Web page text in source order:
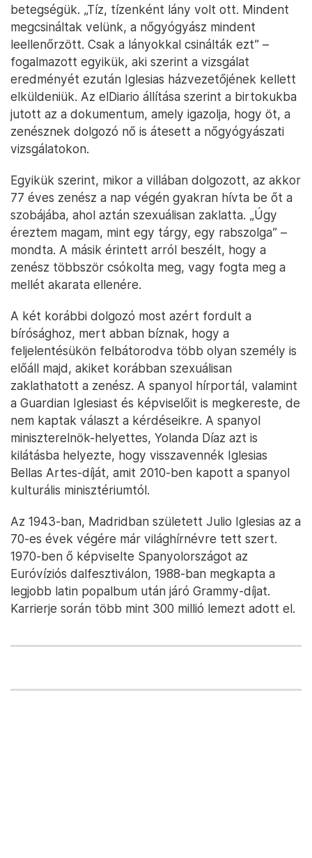
betegségük. „Tíz, tízenként lány volt ott. Mindent
megcsináltak velünk, a nőgyógyász mindent
leellenőrzött. Csak a lányokkal csinálták ezt” –
fogalmazott egyikük, aki szerint a vizsgálat
eredményét ezután Iglesias házvezetőjének kellett
elküldeniük. Az elDiario állítása szerint a birtokukba
jutott az a dokumentum, amely igazolja, hogy öt, a
zenésznek dolgozó nő is átesett a nőgyógyászati
vizsgálatokon.
Egyikük szerint, mikor a villában dolgozott, az akkor
77 éves zenész a nap végén gyakran hívta be őt a
szobájába, ahol aztán szexuálisan zaklatta. „Úgy
éreztem magam, mint egy tárgy, egy rabszolga” –
mondta. A másik érintett arról beszélt, hogy a
zenész többször csókolta meg, vagy fogta meg a
mellét akarata ellenére.
A két korábbi dolgozó most azért fordult a
bírósághoz, mert abban bíznak, hogy a
feljelentésükön felbátorodva több olyan személy is
előáll majd, akiket korábban szexuálisan
zaklathatott a zenész. A spanyol hírportál, valamint
a Guardian Iglesiast és képviselőit is megkereste, de
nem kaptak választ a kérdéseikre. A spanyol
miniszterelnök-helyettes, Yolanda Díaz azt is
kilátásba helyezte, hogy visszavennék Iglesias
Bellas Artes-díját, amit 2010-ben kapott a spanyol
kulturális minisztériumtól.
Az 1943-ban, Madridban született Julio Iglesias az a
70-es évek végére már világhírnévre tett szert.
1970-ben ő képviselte Spanyolországot az
Euróvíziós dalfesztiválon, 1988-ban megkapta a
legjobb latin popalbum után járó Grammy-díjat.
Karrierje során több mint 300 millió lemezt adott el.